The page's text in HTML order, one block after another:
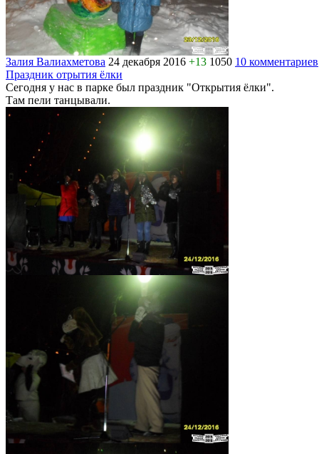
Залия Валиахметова 24 декабря 2016 +13 1050 10 комментариев
Праздник отрытия ёлки
Сегодня у нас в парке был праздник "Открытия ёлки".
Там пели танцывали.